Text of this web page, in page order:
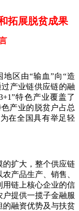
拓展脱贫成果
区由“输血”向“造
产业链供应链的融
特色产业覆盖了
产业的脱贫户占总
在全国具有举足轻
扩大，整个供应链
产品生产、销售、
用链上核心企业的信
提供一揽子金融服
融资优势及与扶贫